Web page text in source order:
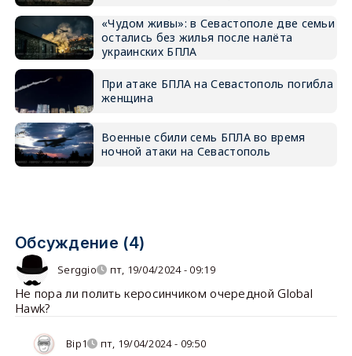
«Чудом живы»: в Севастополе две семьи
остались без жилья после налёта
украинских БПЛА
При атаке БПЛА на Севастополь погибла
женщина
Военные сбили семь БПЛА во время
ночной атаки на Севастополь
Обсуждение (4)
Serggio пт, 19/04/2024 - 09:19
Не пора ли полить керосинчиком очередной Global
Hawk?
Bip1
пт, 19/04/2024 - 09:50